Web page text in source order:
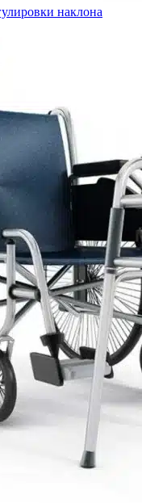
наклона